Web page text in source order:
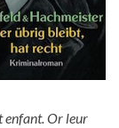
enfant. Or leur